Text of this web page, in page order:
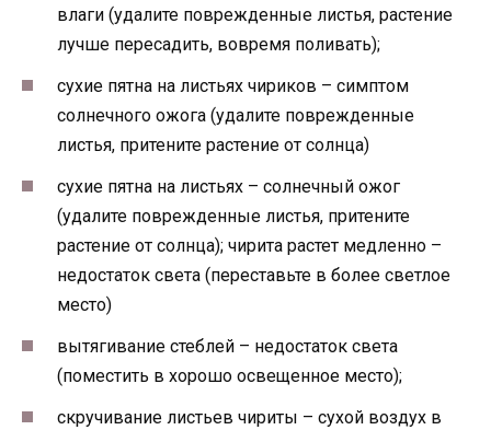
влаги (удалите поврежденные листья, растение
лучше пересадить, вовремя поливать);
сухие пятна на листьях чириков – симптом
солнечного ожога (удалите поврежденные
листья, притените растение от солнца)
сухие пятна на листьях – солнечный ожог
(удалите поврежденные листья, притените
растение от солнца); чирита растет медленно –
недостаток света (переставьте в более светлое
место)
вытягивание стеблей – недостаток света
(поместить в хорошо освещенное место);
скручивание листьев чириты – сухой воздух в